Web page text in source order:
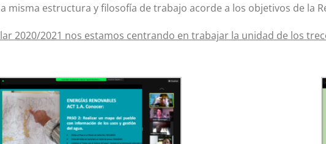
misma estructura y filosofía de trabajo acorde a los objetivos de la
2020/2021 nos estamos centrando en trabajar la unidad de los